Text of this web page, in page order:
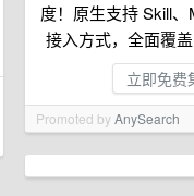
度！原生支持 Skill
接入方式，全面覆盖
立即免费
Promoted byAnySearch